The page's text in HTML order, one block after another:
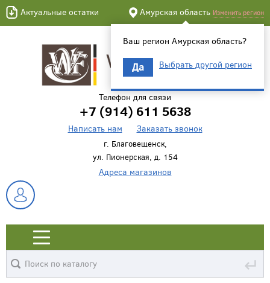
Актуальные остатки Амурская область Изменить регион
Ваш регион Амурская область?
Да Выбрать другой регион
Телефон для связи
+7 (914) 611 5638
Написать нам Заказать звонок
г. Благовещенск,
ул. Пионерская, д. 154
Адреса магазинов
↵